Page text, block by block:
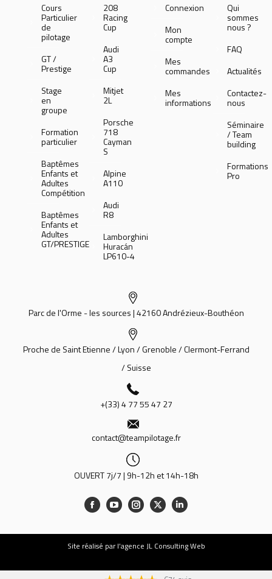
Cours
Particulier
de
pilotage
GT /
Prestige
Stage
en
groupe
Formation
particulier
Baptêmes
Enfants et
Adultes
Compétition
Baptêmes
Enfants et
Adultes
GT/PRESTIGE
208
Racing
Cup
Audi
A3
Cup
Mitjet
2L
Porsche
718
Cayman
S
Alpine
A110
Audi
R8
Lamborghini
Huracán
LP610-4
Connexion
Mon
compte
Mes
commandes
Mes
informations
Qui
sommes
nous ?
FAQ
Actualités
Contactez-
nous
Séminaire
/ Team
building
Formations
Pro
Parc de l'Orme - les sources | 42160 Andrézieux-Bouthéon
Proche de Saint Etienne / Lyon / Grenoble / Clermont-Ferrand
/ Suisse
+(33) 4 77 55 47 27
contact@teampilotage.fr
OUVERT 7j/7 | 9h-12h et 14h-18h
Site réalisé par l’agence JL Consulting Web